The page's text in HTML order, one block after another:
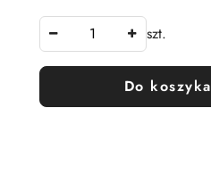
szt.
Do koszyka